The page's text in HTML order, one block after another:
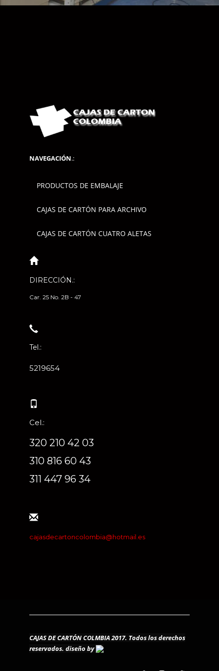
NAVEGACIÓN.:
PRODUCTOS DE EMBALAJE
CAJAS DE CARTÓN PARA ARCHIVO
CAJAS DE CARTÓN CUATRO ALETAS
DIRECCIÓN.:
Car. 25 No. 2B - 47
Tel.:
5219654
Cel.:
320 210 42 03
310 816 60 43
311 447 96 34
cajasdecartoncolombia@hotmail.es
CAJAS DE CARTÓN COLMBIA 2017. Todos los derechos
reservados. diseño by